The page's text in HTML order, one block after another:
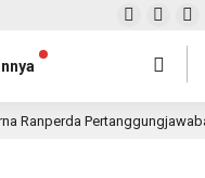
Ranperda